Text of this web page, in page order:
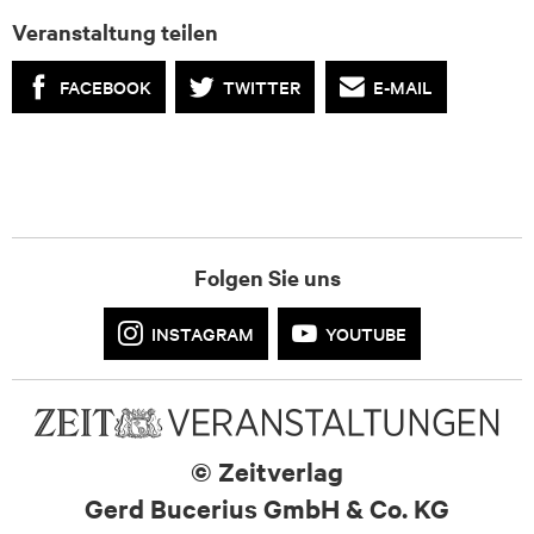
Veranstaltung teilen
FACEBOOK TWITTER E-MAIL
Folgen Sie uns
INSTAGRAM YOUTUBE
© Zeitverlag
Gerd Bucerius GmbH & Co. KG